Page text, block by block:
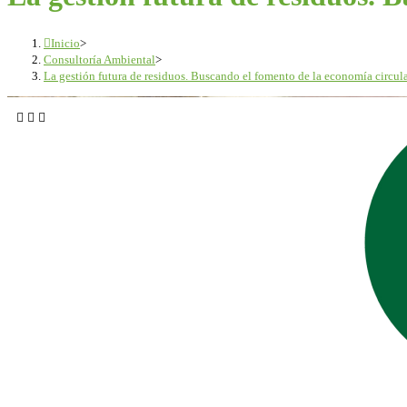
Inicio>
Consultoría Ambiental>
La gestión futura de residuos. Buscando el fomento de la economía